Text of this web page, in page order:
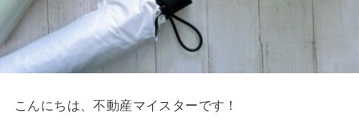
こんにちは、不動産マイスターです！